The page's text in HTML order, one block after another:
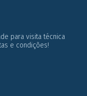
para visita técnica
e condições!